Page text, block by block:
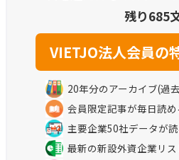
残り685
20年分のアーカイブ(過
会員限定記事が毎日読め
主要企業50社データが
最新の新設外資企業リ